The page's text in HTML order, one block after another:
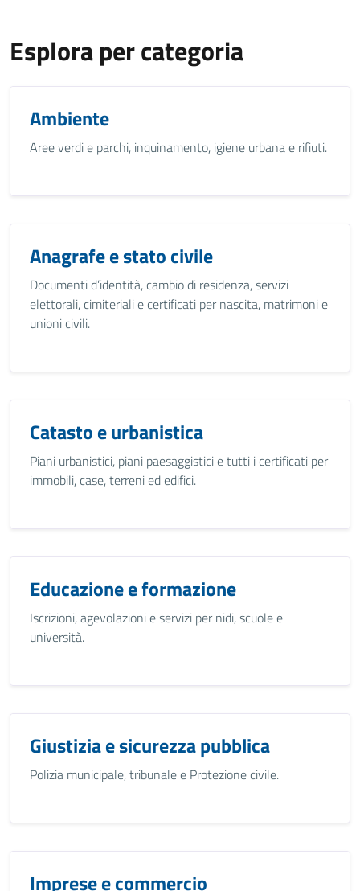
Esplora per categoria
Ambiente
Aree verdi e parchi, inquinamento, igiene urbana e rifiuti.
Anagrafe e stato civile
Documenti d’identità, cambio di residenza, servizi
elettorali, cimiteriali e certificati per nascita, matrimoni e
unioni civili.
Catasto e urbanistica
Piani urbanistici, piani paesaggistici e tutti i certificati per
immobili, case, terreni ed edifici.
Educazione e formazione
Iscrizioni, agevolazioni e servizi per nidi, scuole e
università.
Giustizia e sicurezza pubblica
Polizia municipale, tribunale e Protezione civile.
Imprese e commercio